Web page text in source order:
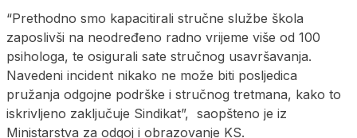
“Prethodno smo kapacitirali stručne službe škola
zaposlivši na neodređeno radno vrijeme više od 100
psihologa, te osigurali sate stručnog usavršavanja.
Navedeni incident nikako ne može biti posljedica
pružanja odgojne podrške i stručnog tretmana, kako to
iskrivljeno zaključuje Sindikat”, saopšteno je iz
Ministarstva za odgoj i obrazovanje KS.